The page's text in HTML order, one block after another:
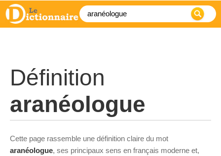
Définition
aranéologue
Cette page rassemble une définition claire du mot
aranéologue, ses principaux sens en français moderne et,